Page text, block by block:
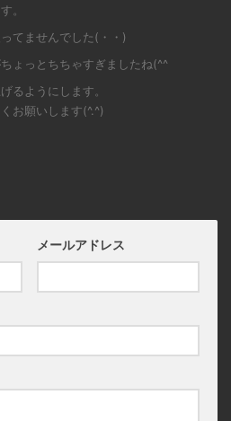
。
てませんでした(・・)
ょっとちちゃすぎましたね(^^ゞ
るようにします。
お願いします(^.^)
メールアドレス